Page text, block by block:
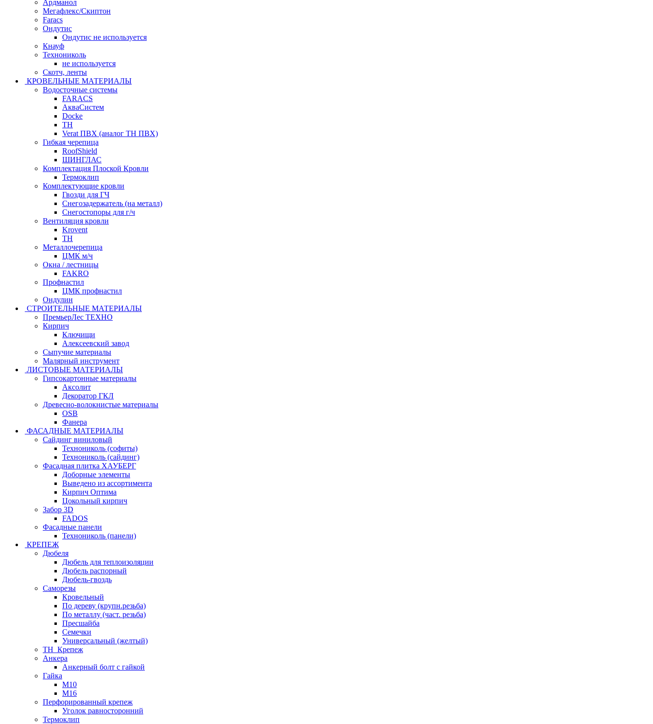
Ардманол
Мегафлекс/Скиптон
Faracs
Ондутис
Ондутис не используется
Кнауф
Технониколь
не используется
Скотч, ленты
КРОВЕЛЬНЫЕ МАТЕРИАЛЫ
Водосточные системы
FARACS
АкваСистем
Docke
ТН
Verat ПВХ (аналог ТН ПВХ)
Гибкая черепица
RoofShield
ШИНГЛАС
Комплектация Плоской Кровли
Термоклип
Комплектующие кровли
Гвозди для ГЧ
Снегозадержатель (на металл)
Снегостопоры для г/ч
Вентиляция кровли
Krovent
ТН
Металлочерепица
ЦМК м/ч
Окна / лестницы
FAKRO
Профнастил
ЦМК профнастил
Ондулин
СТРОИТЕЛЬНЫЕ МАТЕРИАЛЫ
ПремьерЛес ТЕХНО
Кирпич
Ключищи
Алексеевский завод
Сыпучие материалы
Малярный инструмент
ЛИСТОВЫЕ МАТЕРИАЛЫ
Гипсокартонные материалы
Аксолит
Декоратор ГКЛ
Древесно-волокнистые материалы
OSB
Фанера
ФАСАДНЫЕ МАТЕРИАЛЫ
Сайдинг виниловый
Технониколь (софиты)
Технониколь (сайдинг)
Фасадная плитка ХАУБЕРГ
Доборные элементы
Выведено из ассортимента
Кирпич Оптима
Цокольный кирпич
Забор 3D
FADOS
Фасадные панели
Технониколь (панели)
КРЕПЕЖ
Дюбеля
Дюбель для теплоизоляции
Дюбель распорный
Дюбель-гвоздь
Саморезы
Кровельный
По дереву (крупн.резьба)
По металлу (част. резьба)
Пресшайба
Семечки
Универсальный (желтый)
ТН_Крепеж
Анкера
Анкерный болт с гайкой
Гайка
М10
М16
Перфорированный крепеж
Уголок равносторонний
Термоклип